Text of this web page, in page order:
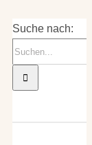
Suche nach: